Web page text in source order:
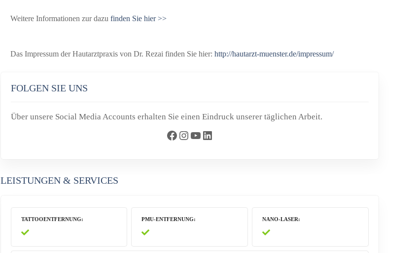
Weitere Informationen zur dazu finden Sie hier >>
Das Impressum der Hautarztpraxis von Dr. Rezai finden Sie hier: http://hautarzt-muenster.de/impressum/
FOLGEN SIE UNS
Über unsere Social Media Accounts erhalten Sie einen Eindruck unserer täglichen Arbeit.
Facebook Instagram YouTube LinkedIn
LEISTUNGEN & SERVICES
TATTOOENTFERNUNG PMU-ENTFERNUNG NANO-LASER